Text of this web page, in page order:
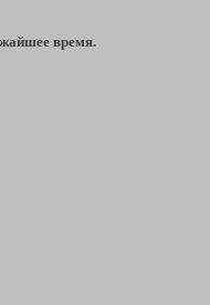
время.